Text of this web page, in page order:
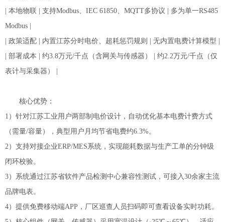
| 本地物联 | 支持Modbus、IEC 61850、MQTT多协议 | 多为单一RS485
Modbus |
| 政策适配 | 内置江苏分时电价、超耗惩罚规则 | 无内置电费计算模型 |
| 部署成本 | 约3.8万元/千点（含网关与传感器） | 约2.2万元/千点（仅
表计与采集器） |
核心优势：
1）针对江苏工业用户两部制电价设计，自动优化基本电费计费方式
（需量/容量），典型用户月均节省电费约6.3%。
2）支持对接企业ERP/MES系统，实现能耗数据与生产工单的分钟级
闭环校验。
3）系统通过江苏省软件产品检测中心兼容性测试，可接入30余家主流
品牌电表。
4）提供免费移动端APP，厂区巡查人员扫码即可查看设备实时功耗。